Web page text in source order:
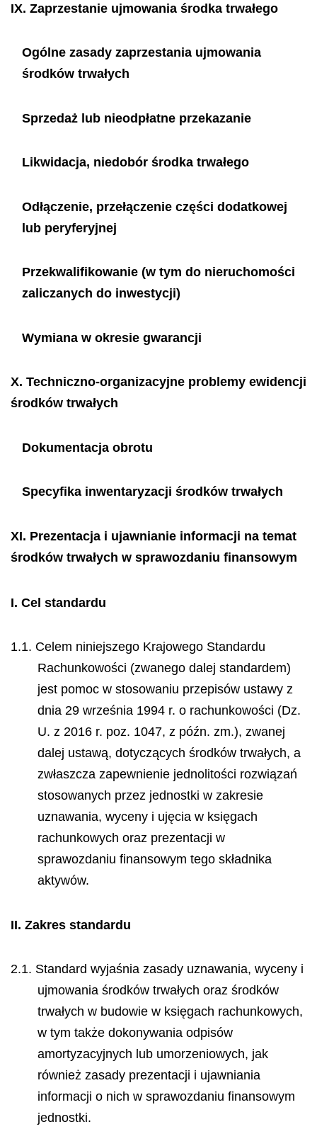
IX. Zaprzestanie ujmowania środka trwałego
Ogólne zasady zaprzestania ujmowania
środków trwałych
Sprzedaż lub nieodpłatne przekazanie
Likwidacja, niedobór środka trwałego
Odłączenie, przełączenie części dodatkowej
lub peryferyjnej
Przekwalifikowanie (w tym do nieruchomości
zaliczanych do inwestycji)
Wymiana w okresie gwarancji
X. Techniczno-organizacyjne problemy ewidencji
środków trwałych
Dokumentacja obrotu
Specyfika inwentaryzacji środków trwałych
XI. Prezentacja i ujawnianie informacji na temat
środków trwałych w sprawozdaniu finansowym
I. Cel standardu
1.1. Celem niniejszego Krajowego Standardu
Rachunkowości (zwanego dalej standardem)
jest pomoc w stosowaniu przepisów ustawy z
dnia 29 września 1994 r. o rachunkowości (Dz.
U. z 2016 r. poz. 1047, z późn. zm.), zwanej
dalej ustawą, dotyczących środków trwałych, a
zwłaszcza zapewnienie jednolitości rozwiązań
stosowanych przez jednostki w zakresie
uznawania, wyceny i ujęcia w księgach
rachunkowych oraz prezentacji w
sprawozdaniu finansowym tego składnika
aktywów.
II. Zakres standardu
2.1. Standard wyjaśnia zasady uznawania, wyceny i
ujmowania środków trwałych oraz środków
trwałych w budowie w księgach rachunkowych,
w tym także dokonywania odpisów
amortyzacyjnych lub umorzeniowych, jak
również zasady prezentacji i ujawniania
informacji o nich w sprawozdaniu finansowym
jednostki.